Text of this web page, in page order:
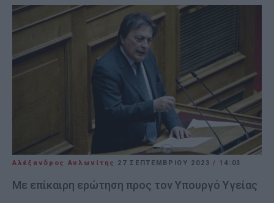
Αλέξανδρος Αυλωνίτης 27 ΣΕΠΤΕΜΒΡΊΟΥ 2023 / 14:03
Mε επίκαιρη ερώτηση προς τον Υπουργό Υγείας